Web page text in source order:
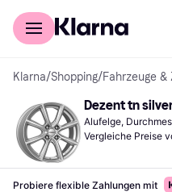
Für Shopper
Klarna/Shopping/Fahrzeuge &
Dezent tn
Alufelge,
Vergleiche Preise
Probiere flexible Zahlungen mit